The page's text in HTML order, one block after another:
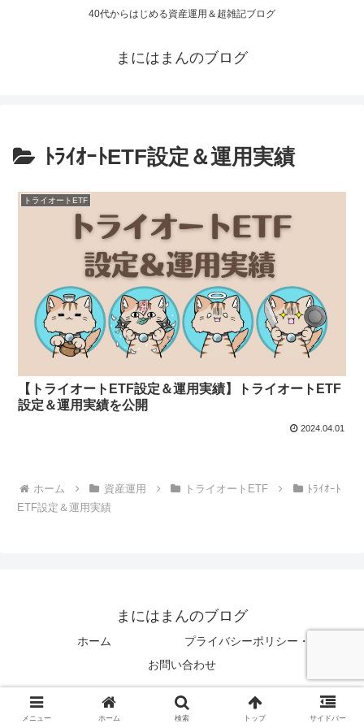
40代からはじめる資産運用＆超雑記ブログ
まにはまんのブログ
ﾄﾗｲｵｰﾄETF設定＆運用実績
トライオートETF
【トライオートETF設定＆運用実績】トライオートETF
設定＆運用実績を公開
2024.04.01
ホーム 資産運用 トライオートETF
ﾄﾗｲｵｰﾄ
ETF設定＆運用実績
まにはまんのブログ
ホーム
プライバシーポリシー・免責事項
お問い合わせ
© 2021 まにはまんのブログ.
メニュー ホーム 検索 トップ サイドバー